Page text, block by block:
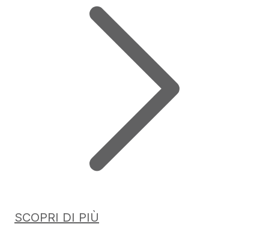
SCOPRI DI PIÙ